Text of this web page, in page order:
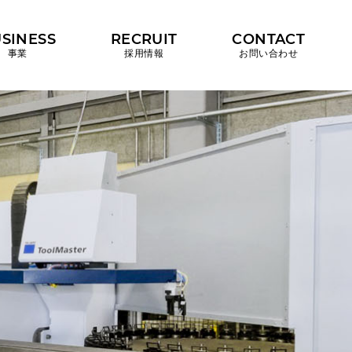
事業
RECRUIT
採用情報
CONTACT
お問い合わせ